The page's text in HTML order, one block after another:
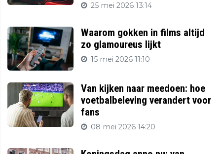
25 mei 2026 13:14
Waarom gokken in films altijd
zo glamoureus lijkt
15 mei 2026 11:10
Van kijken naar meedoen: hoe
voetbalbeleving verandert voor
fans
08 mei 2026 14:20